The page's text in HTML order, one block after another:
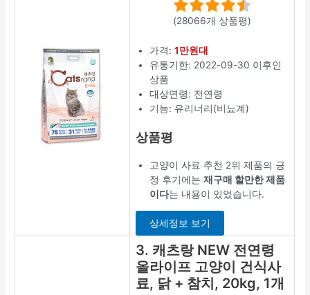
(28066개 상품평)
가격:1만원대
유통기한: 2022-09-30 이후인
상품
대상연령: 전연령
기능: 유리너리(비뇨계)
상품평
고양이 사료 추천 2위 제품의 긍
정 후기에는재구매 할만한 제품
이다는 내용이 있었습니다.
상세정보 보기
3. 캐츠랑 NEW 전연령
올라이프 고양이 건식사
료, 닭 + 참치, 20kg, 1개